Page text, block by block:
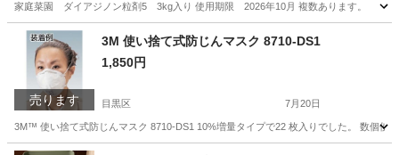
家庭菜園 ダイアジノン粒剤5 3kg入り 使用期限 2026年10月 複数あります。
東京 目黒区 家庭用品 家庭菜園
売ります
3M 使い捨て式防じんマスク 8710-DS1
1,850円
目黒区 7月20日
3M™ 使い捨て式防じんマスク 8710-DS1 10%増量タイプで22 枚入りでした。 数個使